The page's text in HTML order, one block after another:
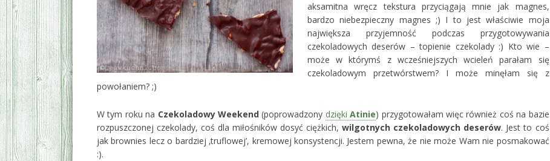
aksamitna wręcz tekstura przyciągają mnie jak magnes,
bardzo niebezpieczny magnes ;) I to jest właściwie moja
największa przyjemność podczas przygotowywania
czekoladowych deserów – topienie czekolady :) Kto wie –
może w którymś z wcześniejszych wcieleń parałam się
czekoladowym przetwórstwem? I może minęłam się z
powołaniem? ;)
W tym roku na Czekoladowy Weekend(poprowadzony dziękiAtinie) przygotowałam więc również coś na bazie
rozpuszczonej czekolady, coś dla miłośników dosyć ciężkich,wilgotnych czekoladowych deserów. Jest to coś
jak brownies lecz o bardziej ‚truflowej’, kremowej konsystencji. Jestem pewna, że nie może Wam nie posmakować
:).